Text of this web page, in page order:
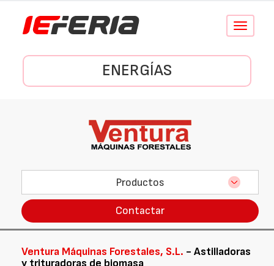
Conmutar
ENERGÍAS
Productos
Contactar
Ventura Máquinas Forestales, S.L. - Astilladoras
y trituradoras de biomasa